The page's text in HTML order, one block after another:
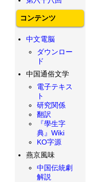
コンテンツ
中文電脳
ダウンロー
ド
中国通俗文学
電子テキス
ト
研究関係
翻訳
『學生字
典』Wiki
KO字源
燕京風味
中国伝統劇
解説